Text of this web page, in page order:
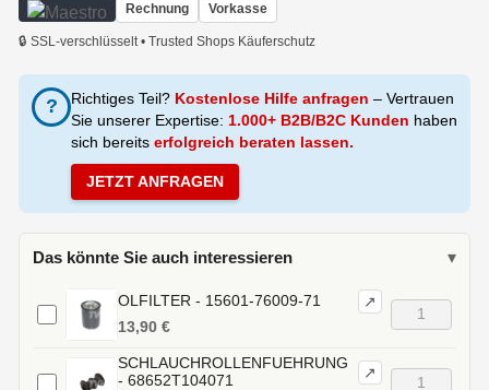
Rechnung Vorkasse
🔒 SSL-verschlüsselt • Trusted Shops Käuferschutz
? Richtiges Teil? Kostenlose Hilfe anfragen – Vertrauen
Sie unserer Expertise: 1.000+ B2B/B2C Kunden haben
sich bereits erfolgreich beraten lassen.
JETZT ANFRAGEN
Das könnte Sie auch interessieren ▾
OLFILTER - 15601-76009-71 ↗
13,90 €
SCHLAUCHROLLENFUEHRUNG
- 68652T104071
↗